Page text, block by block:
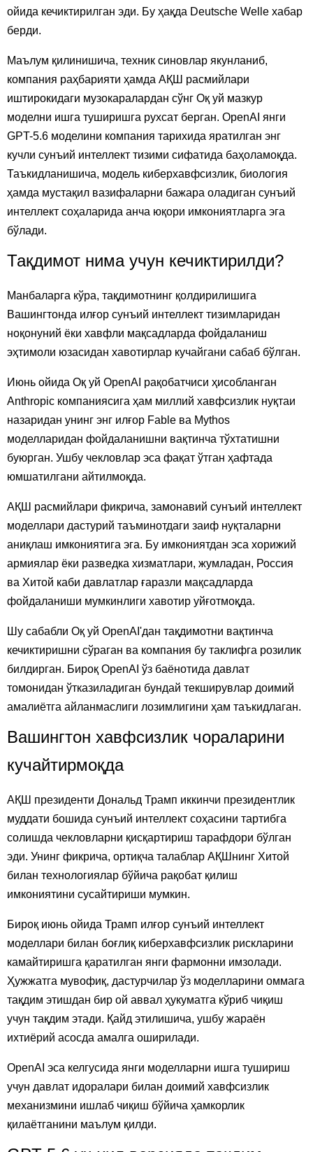
ойида кечиктирилган эди. Бу ҳақда Deutsche Welle хабар
берди.
Маълум қилинишича, техник синовлар якунланиб,
компания раҳбарияти ҳамда АҚШ расмийлари
иштирокидаги музокаралардан сўнг Оқ уй мазкур
моделни ишга туширишга рухсат берган. OpenAI янги
GPT-5.6 моделини компания тарихида яратилган энг
кучли сунъий интеллект тизими сифатида баҳоламоқда.
Таъкидланишича, модель киберхавфсизлик, биология
ҳамда мустақил вазифаларни бажара оладиган сунъий
интеллект соҳаларида анча юқори имкониятларга эга
бўлади.
Тақдимот нима учун кечиктирилди?
Манбаларга кўра, тақдимотнинг қолдирилишига
Вашингтонда илғор сунъий интеллект тизимларидан
ноқонуний ёки хавфли мақсадларда фойдаланиш
эҳтимоли юзасидан хавотирлар кучайгани сабаб бўлган.
Июнь ойида Оқ уй OpenAI рақобатчиси ҳисобланган
Anthropic компаниясига ҳам миллий хавфсизлик нуқтаи
назаридан унинг энг илғор Fable ва Mythos
моделларидан фойдаланишни вақтинча тўхтатишни
буюрган. Ушбу чекловлар эса фақат ўтган ҳафтада
юмшатилгани айтилмоқда.
АҚШ расмийлари фикрича, замонавий сунъий интеллект
моделлари дастурий таъминотдаги заиф нуқталарни
аниқлаш имкониятига эга. Бу имкониятдан эса хорижий
армиялар ёки разведка хизматлари, жумладан, Россия
ва Хитой каби давлатлар ғаразли мақсадларда
фойдаланиши мумкинлиги хавотир уйғотмоқда.
Шу сабабли Оқ уй OpenAI'дан тақдимотни вақтинча
кечиктиришни сўраган ва компания бу таклифга розилик
билдирган. Бироқ OpenAI ўз баёнотида давлат
томонидан ўтказиладиган бундай текширувлар доимий
амалиётга айланмаслиги лозимлигини ҳам таъкидлаган.
Вашингтон хавфсизлик чораларини
кучайтирмоқда
АҚШ президенти Дональд Трамп иккинчи президентлик
муддати бошида сунъий интеллект соҳасини тартибга
солишда чекловларни қисқартириш тарафдори бўлган
эди. Унинг фикрича, ортиқча талаблар АҚШнинг Хитой
билан технологиялар бўйича рақобат қилиш
имкониятини сусайтириши мумкин.
Бироқ июнь ойида Трамп илғор сунъий интеллект
моделлари билан боғлиқ киберхавфсизлик рискларини
камайтиришга қаратилган янги фармонни имзолади.
Ҳужжатга мувофиқ, дастурчилар ўз моделларини оммага
тақдим этишдан бир ой аввал ҳукуматга кўриб чиқиш
учун тақдим этади. Қайд этилишича, ушбу жараён
ихтиёрий асосда амалга оширилади.
OpenAI эса келгусида янги моделларни ишга тушириш
учун давлат идоралари билан доимий хавфсизлик
механизмини ишлаб чиқиш бўйича ҳамкорлик
қилаётганини маълум қилди.